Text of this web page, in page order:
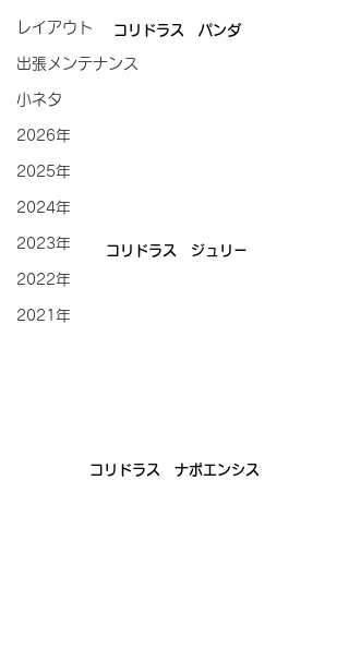
レイアウト
出張メンテナンス
小ネタ
2026年
2025年
2024年
2023年
2022年
2021年
コリドラス　パンダ
コリドラス　ジュリー
コリドラス　ナポエンシス